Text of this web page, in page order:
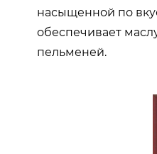
насыщенной по
обеспечивает
пельменей.